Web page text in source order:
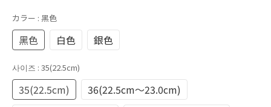
カラー : 黑色
黑色 白色 銀色
사이즈 : 35(22.5cm)
35(22.5cm)
36(22.5cm～23.0cm)